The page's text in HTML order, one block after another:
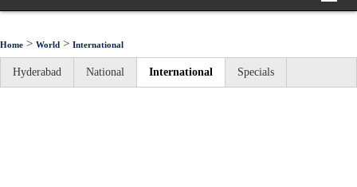
Home > World > International
Hyderabad National International Specials